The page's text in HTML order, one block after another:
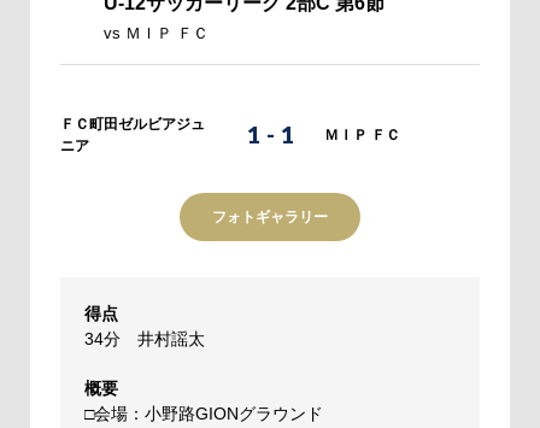
TOP TEAM
vs ＭＩＰ ＦＣ
ＦＣ町田ゼルビアジュ
ニア
1 - 1 ＭＩＰ ＦＣ
フォトギャラリー
得点
34分 井村謡太
概要
□会場：小野路GIONグラウンド